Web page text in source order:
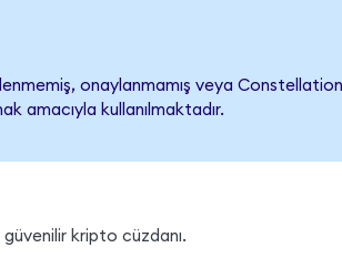
onaylanmamış veya
amacıyla kullanılmaktadır.
kripto cüzdanı.